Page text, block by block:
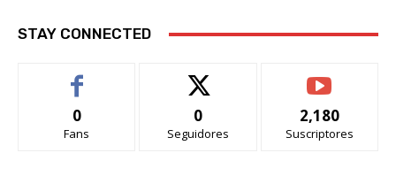
STAY CONNECTED
0
Fans
0
Seguidores
2,180
Suscriptores